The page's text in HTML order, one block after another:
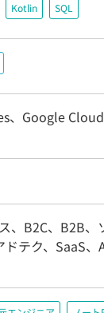
Kotlin SQL
、Google
、B2C、B2B、
テク、SaaS